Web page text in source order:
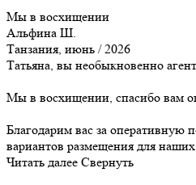
Мы в восхищении
Альфина Ш.
Танзания, июнь / 2026
Татьяна, вы необыкновенно
Мы в восхищении, спасибо вам
Благодарим вас за оперативную
вариантов размещения для
Читать далее Свернуть